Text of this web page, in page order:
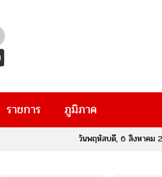
ราชการ ภูมิภาค
วันพฤหัสบดี, 6 สิงหาคม